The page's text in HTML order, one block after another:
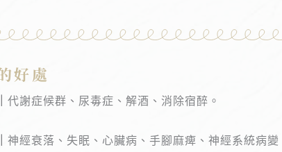
好處
代謝症候群、尿毒症、解酒、消除宿醉。
神經衰落、失眠、心臟病、手腳麻痺、神經系統病變